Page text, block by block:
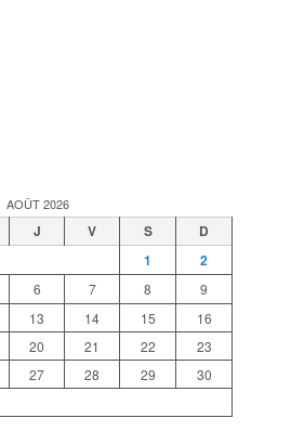
AOÛT 2026
J V S
D
1
2
6 7 8
9
13 14 15
16
20 21 22
23
27 28 29
30